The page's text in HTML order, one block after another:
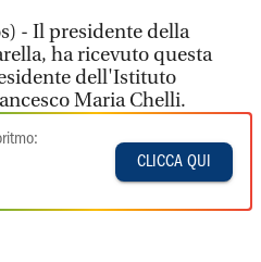
- Il presidente della
ha ricevuto questa
dell'Istituto
Maria Chelli.
CLICCA QUI